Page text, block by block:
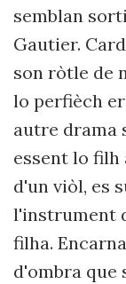
semblan
Gautier.
son ròtle de
lo perfièch
autre drama
essent lo
d'un viòl, es
l'instrument
filha.
d'ombra que